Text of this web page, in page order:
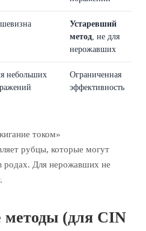
Устаревший
метод , не для
нерожавших
небольших
Ограниченная
эффективность
током»
рубцы, которые могут
Для нерожавших не
методы (для CIN